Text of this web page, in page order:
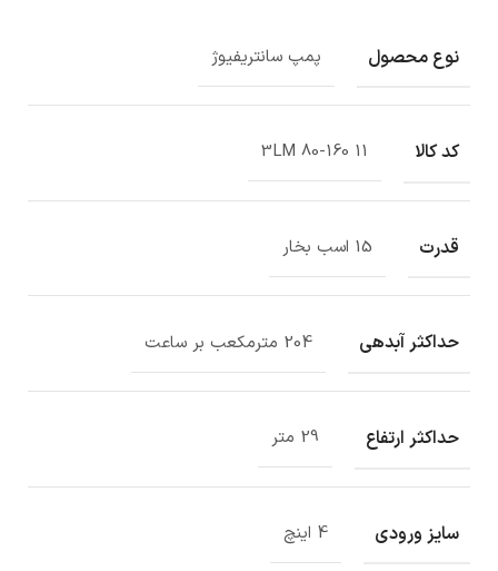
نوع محصول پمپ سانتریفیوژ
کد کالا 3LM 80-160 11
قدرت 15 اسب بخار
حداکثر آبدهی 204 مترمکعب بر ساعت
حداکثر ارتفاع 29 متر
سایز ورودی 4 اینچ